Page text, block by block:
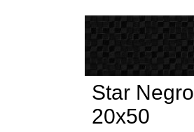
Star Negro
20x50